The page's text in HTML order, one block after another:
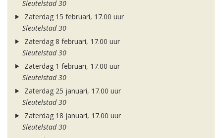
Sleutelstad 30
Zaterdag 15 februari, 17.00 uur
Sleutelstad 30
Zaterdag 8 februari, 17.00 uur
Sleutelstad 30
Zaterdag 1 februari, 17.00 uur
Sleutelstad 30
Zaterdag 25 januari, 17.00 uur
Sleutelstad 30
Zaterdag 18 januari, 17.00 uur
Sleutelstad 30